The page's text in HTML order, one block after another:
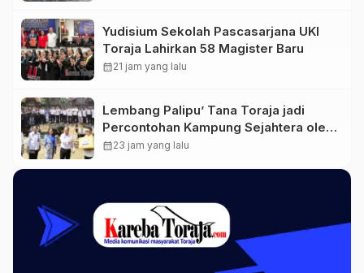
Yudisium Sekolah Pascasarjana UKI
Toraja Lahirkan 58 Magister Baru
calendar_month21 jam yang lalu
Lembang Palipu’ Tana Toraja jadi
Percontohan Kampung Sejahtera oleh
Kemensos
calendar_month23 jam yang lalu